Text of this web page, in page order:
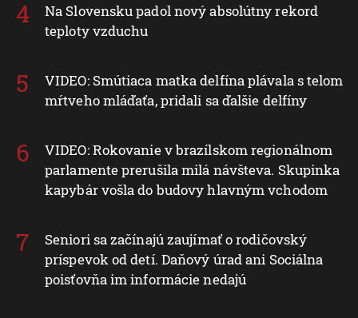
Na Slovensku padol nový absolútny rekord
teploty vzduchu
VIDEO: Smútiaca matka delfína plávala s telom
mŕtveho mláďaťa, pridali sa ďalšie delfíny
VIDEO: Rokovanie v brazílskom regionálnom
parlamente prerušila milá návšteva. Skupinka
kapybár vošla do budovy hlavným vchodom
Seniori sa začínajú zaujímať o rodičovský
príspevok od detí. Daňový úrad ani Sociálna
poisťovňa im informácie nedajú